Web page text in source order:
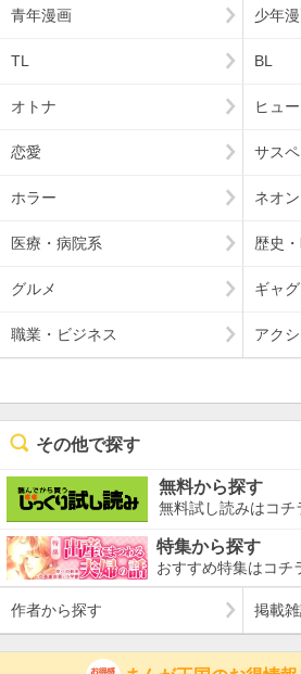
青年漫画 少年
TL BL
オトナ ヒュ
恋愛 サス
ホラー ネオン
医療・病院系 歴史
グルメ ギャ
職業・ビジネス アク
その他で探す
無料から探す
無料試し読みはコチ
特集から探す
おすすめ特集はコチ
作者から探す 掲載